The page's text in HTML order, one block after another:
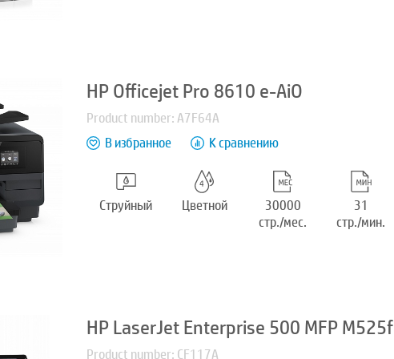
HP Officejet Pro 8610 e-AiO
Product number: A7F64A
В избранное
К сравнению
Струйный Цветной
30000
стр./мес.
31
стр./мин.
HP LaserJet Enterprise 500 MFP M525f
Product number: CF117A